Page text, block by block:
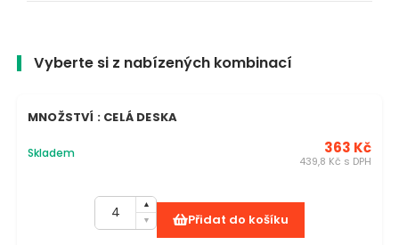
Vyberte si z nabízených kombinací
MNOŽSTVÍ : CELÁ DESKA
Skladem 363 Kč
439,8 Kč s DPH
Přidat do košíku